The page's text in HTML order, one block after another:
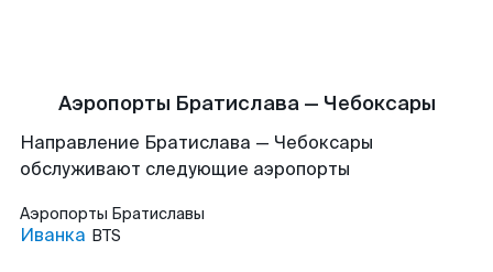
Аэропорты Братислава — Чебоксары
Направление Братислава — Чебоксары
обслуживают следующие аэропорты
Аэропорты Братиславы
Иванка BTS